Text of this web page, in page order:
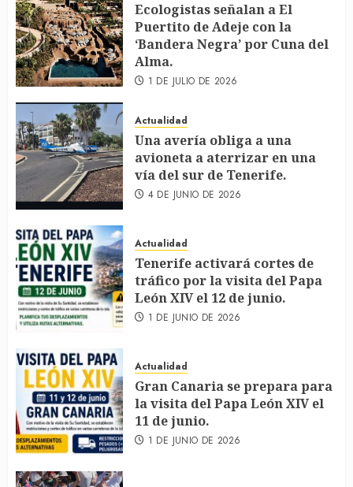
Ecologistas señalan a El
Puertito de Adeje con la
‘Bandera Negra’ por Cuna del
Alma.
1 DE JULIO DE 2026
Actualidad
Una avería obliga a una
avioneta a aterrizar en una
vía del sur de Tenerife.
4 DE JUNIO DE 2026
Actualidad
Tenerife activará cortes de
tráfico por la visita del Papa
León XIV el 12 de junio.
1 DE JUNIO DE 2026
Actualidad
Gran Canaria se prepara para
la visita del Papa León XIV el
11 de junio.
1 DE JUNIO DE 2026